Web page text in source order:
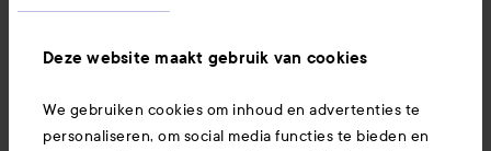
Deze website maakt gebruik van cookies
We gebruiken cookies om inhoud en advertenties te
personaliseren, om social media functies te bieden en
Ook interessant
Download hier onze app